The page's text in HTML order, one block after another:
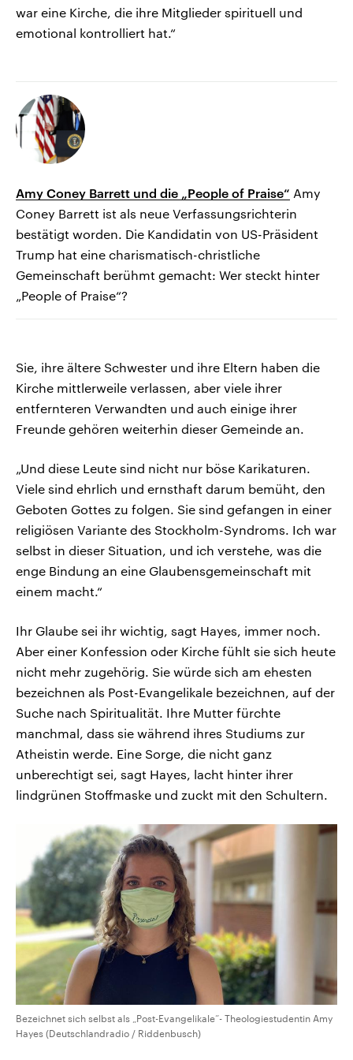
war eine Kirche, die ihre Mitglieder spirituell und
emotional kontrolliert hat.“
Amy Coney Barrett und die „People of Praise“ Amy
Coney Barrett ist als neue Verfassungsrichterin
bestätigt worden. Die Kandidatin von US-Präsident
Trump hat eine charismatisch-christliche
Gemeinschaft berühmt gemacht: Wer steckt hinter
„People of Praise“?
Sie, ihre ältere Schwester und ihre Eltern haben die
Kirche mittlerweile verlassen, aber viele ihrer
entfernteren Verwandten und auch einige ihrer
Freunde gehören weiterhin dieser Gemeinde an.
„Und diese Leute sind nicht nur böse Karikaturen.
Viele sind ehrlich und ernsthaft darum bemüht, den
Geboten Gottes zu folgen. Sie sind gefangen in einer
religiösen Variante des Stockholm-Syndroms. Ich war
selbst in dieser Situation, und ich verstehe, was die
enge Bindung an eine Glaubensgemeinschaft mit
einem macht.“
Ihr Glaube sei ihr wichtig, sagt Hayes, immer noch.
Aber einer Konfession oder Kirche fühlt sie sich heute
nicht mehr zugehörig. Sie würde sich am ehesten
bezeichnen als Post-Evangelikale bezeichnen, auf der
Suche nach Spiritualität. Ihre Mutter fürchte
manchmal, dass sie während ihres Studiums zur
Atheistin werde. Eine Sorge, die nicht ganz
unberechtigt sei, sagt Hayes, lacht hinter ihrer
lindgrünen Stoffmaske und zuckt mit den Schultern.
Bezeichnet sich selbst als „Post-Evangelikale“- Theologiestudentin Amy
Hayes (Deutschlandradio / Riddenbusch)